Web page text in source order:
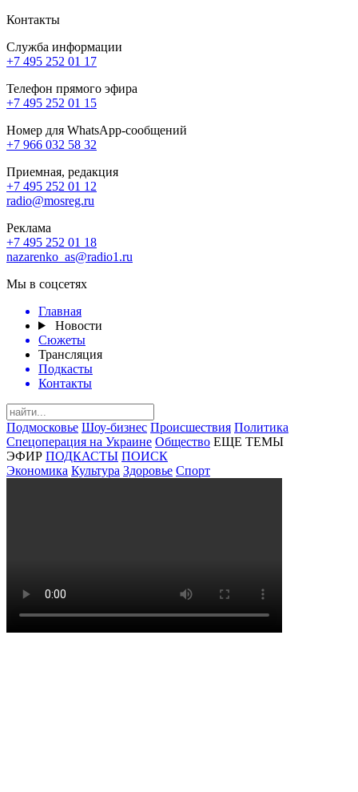
Контакты
Служба информации
+7 495 252 01 17
Телефон прямого эфира
+7 495 252 01 15
Номер для WhatsApp-сообщений
+7 966 032 58 32
Приемная, редакция
+7 495 252 01 12
radio@mosreg.ru
Реклама
+7 495 252 01 18
nazarenko_as@radio1.ru
Мы в соцсетях
Главная
Новости
Сюжеты
Трансляция
Подкасты
Контакты
Подмосковье Шоу-бизнес Происшествия Политика
Спецоперация на Украине Общество ЕЩЕ ТЕМЫ
ЭФИР ПОДКАСТЫ ПОИСК
Экономика Культура Здоровье Спорт